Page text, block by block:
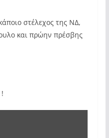
στέλεχος της ΝΔ,
και πρώην πρέσβης